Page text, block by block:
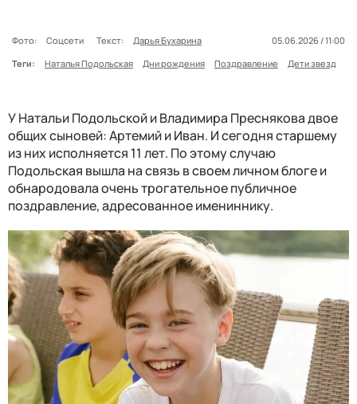
Фото: Соцсети Текст: Дарья Бухарина
05.06.2026 / 11:00
Теги:
Наталья Подольская Дни рождения Поздравление Дети звезд
У Натальи Подольской и Владимира Преснякова двое
общих сыновей: Артемий и Иван. И сегодня старшему
из них исполняется 11 лет. По этому случаю
Подольская вышла на связь в своем личном блоге и
обнародовала очень трогательное публичное
поздравление, адресованное имениннику.